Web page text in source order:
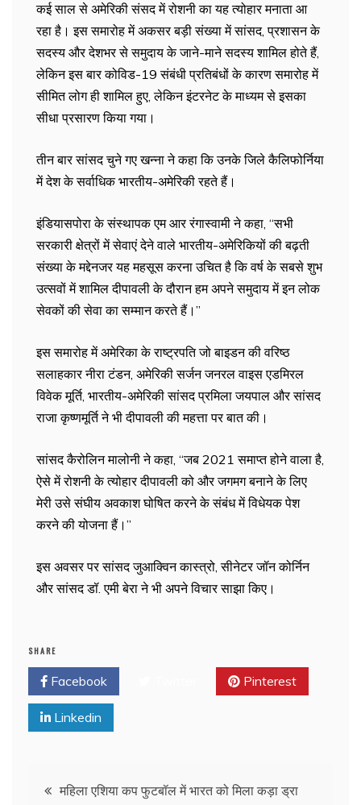
कई साल से अमेरिकी संसद में रोशनी का यह त्योहार मनाता आ
रहा है। इस समारोह में अकसर बड़ी संख्या में सांसद, प्रशासन के
सदस्य और देशभर से समुदाय के जाने-माने सदस्य शामिल होते हैं,
लेकिन इस बार कोविड-19 संबंधी प्रतिबंधों के कारण समारोह में
सीमित लोग ही शामिल हुए, लेकिन इंटरनेट के माध्यम से इसका
सीधा प्रसारण किया गया।
तीन बार सांसद चुने गए खन्ना ने कहा कि उनके जिले कैलिफोर्निया
में देश के सर्वाधिक भारतीय-अमेरिकी रहते हैं।
इंडियासपोरा के संस्थापक एम आर रंगास्वामी ने कहा, ‘‘सभी
सरकारी क्षेत्रों में सेवाएं देने वाले भारतीय-अमेरिकियों की बढ़ती
संख्या के मद्देनजर यह महसूस करना उचित है कि वर्ष के सबसे शुभ
उत्सवों में शामिल दीपावली के दौरान हम अपने समुदाय में इन लोक
सेवकों की सेवा का सम्मान करते हैं।’’
इस समारोह में अमेरिका के राष्ट्रपति जो बाइडन की वरिष्ठ
सलाहकार नीरा टंडन, अमेरिकी सर्जन जनरल वाइस एडमिरल
विवेक मूर्ति, भारतीय-अमेरिकी सांसद प्रमिला जयपाल और सांसद
राजा कृष्णमूर्ति ने भी दीपावली की महत्ता पर बात की।
सांसद कैरोलिन मालोनी ने कहा, ‘‘जब 2021 समाप्त होने वाला है,
ऐसे में रोशनी के त्योहार दीपावली को और जगमग बनाने के लिए
मेरी उसे संघीय अवकाश घोषित करने के संबंध में विधेयक पेश
करने की योजना हैं।’’
इस अवसर पर सांसद जुआक्विन कास्त्रो, सीनेटर जॉन कोर्निन
और सांसद डॉ. एमी बेरा ने भी अपने विचार साझा किए।
SHARE
Facebook Pinterest
Linkedin
महिला एशिया कप फुटबॉल में भारत को मिला कड़ा ड्रा